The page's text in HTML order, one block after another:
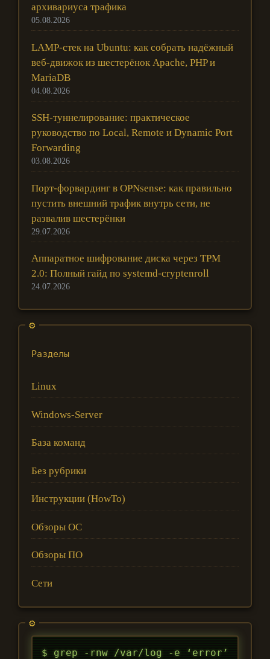
архивариуса трафика
05.08.2026
LAMP-стек на Ubuntu: как собрать надёжный
веб-движок из шестерёнок Apache, PHP и
MariaDB
04.08.2026
SSH-туннелирование: практическое
руководство по Local, Remote и Dynamic Port
Forwarding
03.08.2026
Порт-форвардинг в OPNsense: как правильно
пустить внешний трафик внутрь сети, не
развалив шестерёнки
29.07.2026
Аппаратное шифрование диска через TPM
2.0: Полный гайд по systemd-cryptenroll
24.07.2026
Разделы
Linux
Windows-Server
База команд
Без рубрики
Инструкции (HowTo)
Обзоры ОС
Обзоры ПО
Сети
$ grep -rnw /var/log -e ‘error’